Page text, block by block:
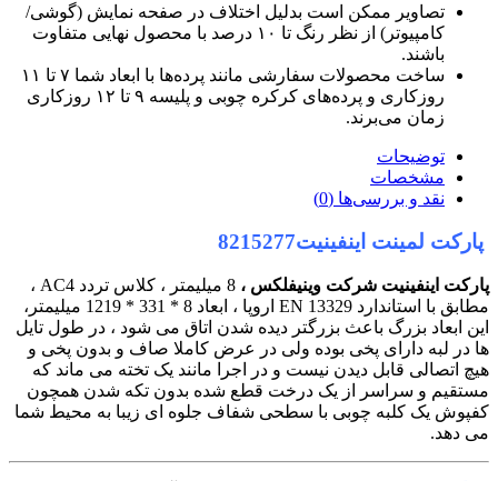
تصاویر ممکن است بدلیل اختلاف در صفحه نمایش (گوشی/
کامپیوتر) از نظر رنگ تا ۱۰ درصد با محصول نهایی متفاوت
باشند.
ساخت محصولات سفارشی مانند پرده‌ها با ابعاد شما ۷ تا ۱۱
روزکاری و پرده‌های کرکره چوبی و پلیسه ۹ تا ۱۲ روزکاری
زمان می‌برند.
توضیحات
مشخصات
نقد و بررسی‌ها (0)
پارکت لمینت اینفینیت8215277
پارکت اینفینیت شرکت وینیفلکس ،
8 میلیمتر ، کلاس تردد AC4 ،
مطابق با استاندارد EN 13329 اروپا ، ابعاد 8 * 331 * 1219 میلیمتر،
این ابعاد بزرگ باعث بزرگتر دیده شدن اتاق می شود ، در طول تایل
ها در لبه دارای پخی بوده ولی در عرض کاملا صاف و بدون پخی و
هیچ اتصالی قابل دیدن نیست و در اجرا مانند یک تخته می ماند که
مستقیم و سراسر از یک درخت قطع شده بدون تکه شدن همچون
کفپوش یک کلبه چوبی با سطحی شفاف جلوه ای زیبا به محیط شما
می دهد.